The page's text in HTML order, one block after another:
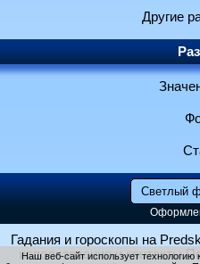
Другие
Гадания и гороскопы на
использования и контакты
Наш веб-сайт использует технологию